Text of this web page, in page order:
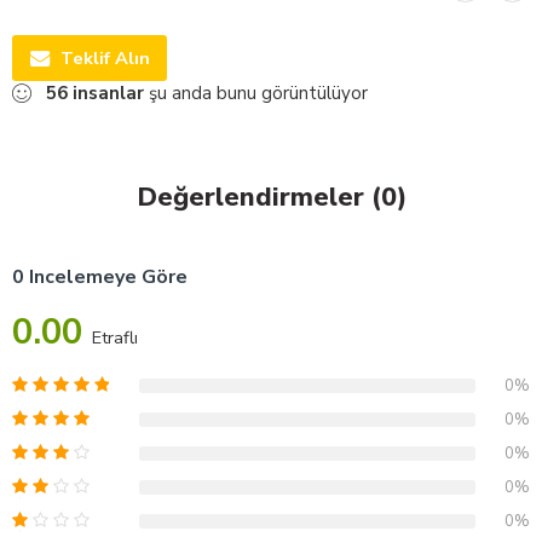
Teklif Alın
56 insanlar şu anda bunu görüntülüyor
Değerlendirmeler (0)
0 Incelemeye Göre
0.00 Etraflı
0%
0%
0%
0%
0%